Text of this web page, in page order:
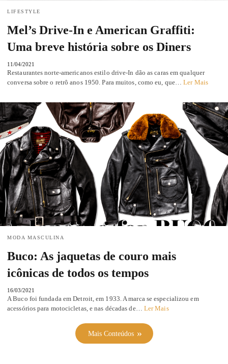
LIFESTYLE
Mel’s Drive-In e American Graffiti:
Uma breve história sobre os Diners
11/04/2021
Restaurantes norte-americanos estilo drive-In dão as caras em qualquer
conversa sobre o retrô anos 1950. Para muitos, como eu, que…Ler Mais
MODA MASCULINA
Buco: As jaquetas de couro mais
icônicas de todos os tempos
16/03/2021
A Buco foi fundada em Detroit, em 1933. A marca se especializou em
acessórios para motocicletas, e nas décadas de… Ler Mais
Mais Conteúdos